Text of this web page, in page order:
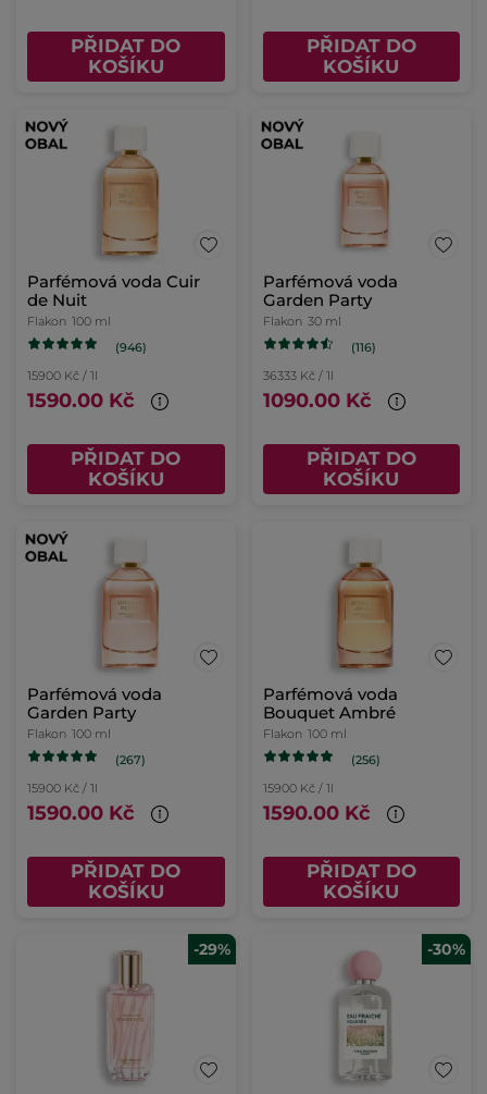
PŘIDAT DO
KOŠÍKU
PŘIDAT DO
KOŠÍKU
Parfémová voda Cuir
de Nuit
Flakon 100 ml
(946)
15900 Kč / 1l
1590.00 Kč
PŘIDAT DO
KOŠÍKU
Parfémová voda
Garden Party
Flakon 30 ml
(116)
36333 Kč / 1l
1090.00 Kč
PŘIDAT DO
KOŠÍKU
Parfémová voda
Garden Party
Flakon 100 ml
(267)
15900 Kč / 1l
1590.00 Kč
PŘIDAT DO
KOŠÍKU
Parfémová voda
Bouquet Ambré
Flakon 100 ml
(256)
15900 Kč / 1l
1590.00 Kč
PŘIDAT DO
KOŠÍKU
-29% -30%